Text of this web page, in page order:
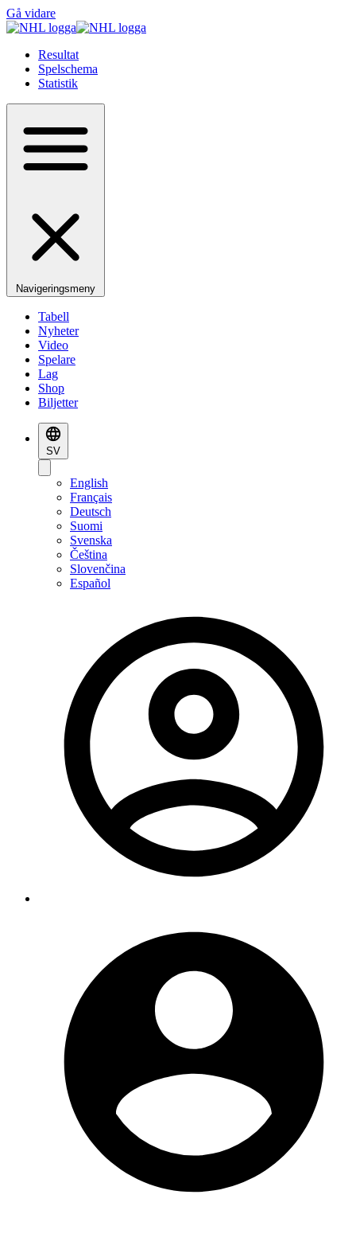
Gå vidare
Resultat
Spelschema
Statistik
Navigeringsmeny
Tabell
Nyheter
Video
Spelare
Lag
Shop
Biljetter
SV
English
Français
Deutsch
Suomi
Svenska
Čeština
Slovenčina
Español